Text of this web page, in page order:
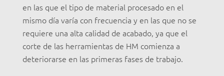
en las que el tipo de material procesado en el
mismo día varía con frecuencia y en las que no se
requiere una alta calidad de acabado, ya que el
corte de las herramientas de HM comienza a
deteriorarse en las primeras fases de trabajo.